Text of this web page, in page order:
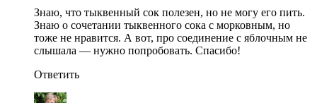
Знаю, что тыквенный сок полезен, но не могу его пить.
Знаю о сочетании тыквенного сока с морковным, но
тоже не нравится. А вот, про соединение с яблочным не
слышала — нужно попробовать. Спасибо!
Ответить